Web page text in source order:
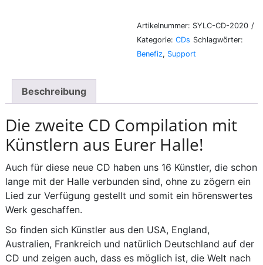
2020
Menge
Artikelnummer: SYLC-CD-2020
Kategorie: CDs Schlagwörter:
Benefiz, Support
Beschreibung
Die zweite CD Compilation mit
Künstlern aus Eurer Halle!
Auch für diese neue CD haben uns 16 Künstler, die schon
lange mit der Halle verbunden sind, ohne zu zögern ein
Lied zur Verfügung gestellt und somit ein hörenswertes
Werk geschaffen.
So finden sich Künstler aus den USA, England,
Australien, Frankreich und natürlich Deutschland auf der
CD und zeigen auch, dass es möglich ist, die Welt nach